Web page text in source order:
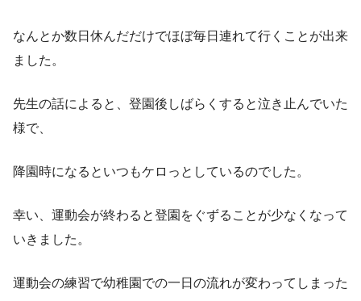
なんとか数日休んだだけでほぼ毎日連れて行くことが出来
ました。
先生の話によると、登園後しばらくすると泣き止んでいた
様で、
降園時になるといつもケロっとしているのでした。
幸い、運動会が終わると登園をぐずることが少なくなって
いきました。
運動会の練習で幼稚園での一日の流れが変わってしまった